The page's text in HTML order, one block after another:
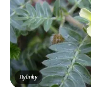
Bylinky